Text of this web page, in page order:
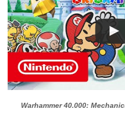
Warhammer 40.000: